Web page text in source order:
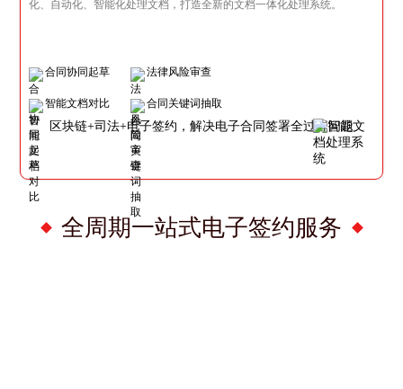
化、自动化、智能化处理文档，打造全新的文档一体化处理系统。
合同协同起草 法律风险审查
智能文档对比 合同关键词抽取
全周期一站式电子签约服务
区块链+司法+电子签约，解决电子合同签署全过程问题